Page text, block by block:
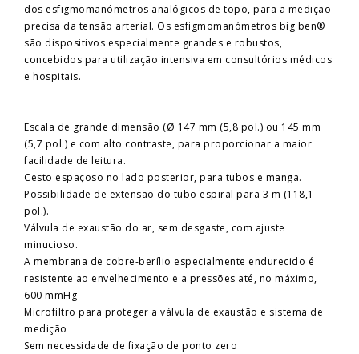
dos esfigmomanómetros analógicos de topo, para a medição
precisa da tensão arterial. Os esfigmomanómetros big ben®
são dispositivos especialmente grandes e robustos,
concebidos para utilização intensiva em consultórios médicos
e hospitais.
Escala de grande dimensão (Ø 147 mm (5,8 pol.) ou 145 mm
(5,7 pol.) e com alto contraste, para proporcionar a maior
facilidade de leitura.
Cesto espaçoso no lado posterior, para tubos e manga.
Possibilidade de extensão do tubo espiral para 3 m (118,1
pol.).
Válvula de exaustão do ar, sem desgaste, com ajuste
minucioso.
A membrana de cobre-berílio especialmente endurecido é
resistente ao envelhecimento e a pressões até, no máximo,
600 mmHg
Microfiltro para proteger a válvula de exaustão e sistema de
medição
Sem necessidade de fixação de ponto zero